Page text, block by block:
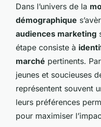
Dans l’univers de la
démographique
audiences marketing
étape consiste à
marché pertinents.
jeunes et soucieuses
représentent souvent
leurs préférences
pour maximiser